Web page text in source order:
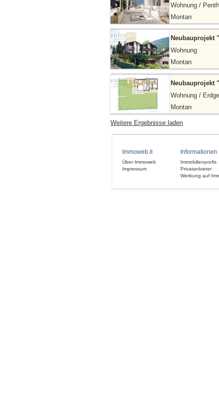
Wohnung /
Montan
Neubauprojekt
Wohnung
Montan
Neubauprojekt
Wohnung /
Montan
Weitere Ergebnisse laden
Immoweb.it
Über Immoweb
Impressum
Informationen
Immobilienprofis
Privatanbieter
Werbung auf